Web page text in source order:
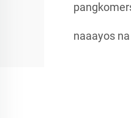
naaayos